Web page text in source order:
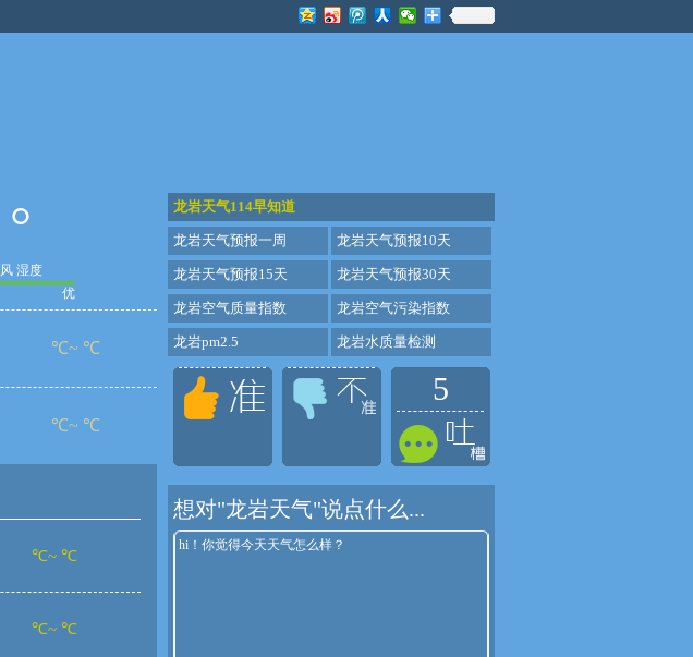
°
风 湿度
优
℃~ ℃
℃~ ℃
℃~ ℃
℃~ ℃
龙岩天气114早知道
龙岩天气预报一周 龙岩天气预报10天
龙岩天气预报15天 龙岩天气预报30天
龙岩空气质量指数 龙岩空气污染指数
龙岩pm2.5 龙岩水质量检测
5
想对"龙岩天气"说点什么...